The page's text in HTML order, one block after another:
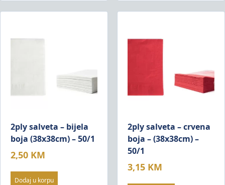
2ply salveta – bijela
boja (38x38cm) – 50/1
2,50 KM
Dodaj u korpu
2ply salveta – crvena
boja – (38x38cm) –
50/1
3,15 KM